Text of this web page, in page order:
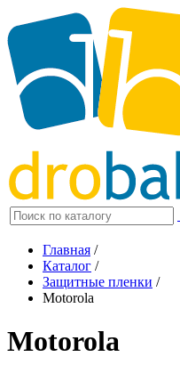
Главная /
Каталог /
Защитные пленки /
Motorola
Motorola